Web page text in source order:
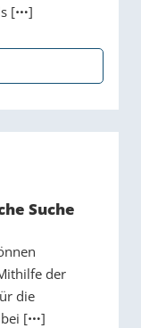
[
]
Suche
der
die
[
]